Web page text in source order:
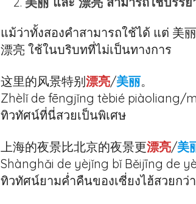
แม้ว่าทั้งสองคำสามารถใช้ได้ แต่ 美
漂亮 ใช้ในบริบทที่ไม่เป็นทางการ
这里的风景特别漂亮/美丽。
Zhèlǐ de fēngjǐng tèbié piàoliang/
ทิวทัศน์ที่นี่สวยเป็นพิเศษ
上海的夜景比北京的夜景更漂亮/美
Shànghǎi de yèjǐng bǐ Běijīng de
ทิวทัศน์ยามค่ำคืนของเซี่ยงไฮ้สวยกว่